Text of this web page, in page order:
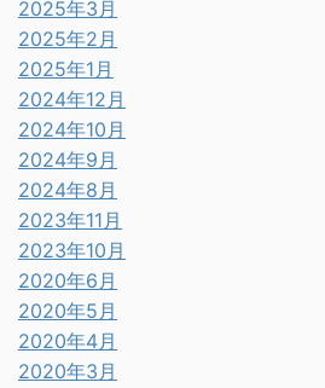
2025年3月
2025年2月
2025年1月
2024年12月
2024年10月
2024年9月
2024年8月
2023年11月
2023年10月
2020年6月
2020年5月
2020年4月
2020年3月